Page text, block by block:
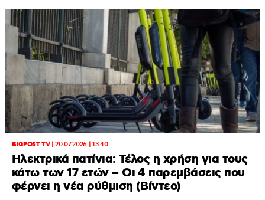
BIGPOST TV|20.07.2026 | 13:40
Ηλεκτρικά πατίνια: Τέλος η χρήση για τους
κάτω των 17 ετών – Οι 4 παρεμβάσεις που
φέρνει η νέα ρύθμιση (Βίντεο)